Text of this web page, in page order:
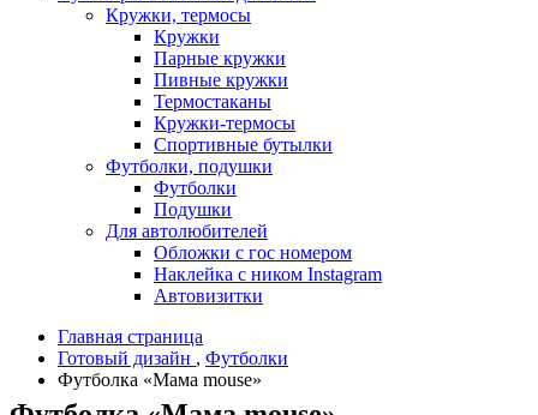
Кружки, термосы
Кружки
Парные кружки
Пивные кружки
Термостаканы
Кружки-термосы
Спортивные бутылки
Футболки, подушки
Футболки
Подушки
Для автолюбителей
Обложки с гос номером
Наклейка с ником Instagram
Автовизитки
Главная страница
Готовый дизайн , Футболки
Футболка «Мама mouse»